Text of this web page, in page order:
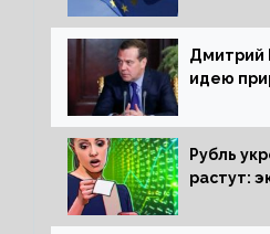
Дмитрий
идею
Рубль
растут:
на рынок